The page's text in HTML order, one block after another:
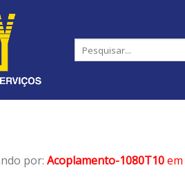
por: Acoplamento-1080T10em